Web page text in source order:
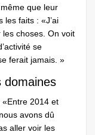
que leur
les faits : «J’ai
les choses. On voit
se
ferait jamais. »
domaines
«Entre 2014 et
avons dû
aller voir les